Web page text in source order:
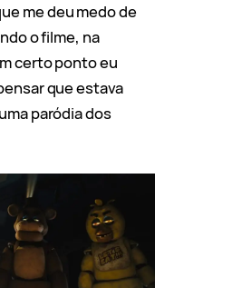
me deu medo de
o filme, na
certo ponto eu
que estava
paródia dos